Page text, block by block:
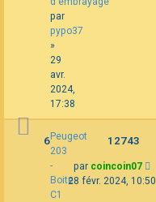
par
pypo37
»
29
avr.
2024,
17:38
Peugeot
203
-
Boite
C1
6 12743
par coincoin07
28 févr. 2024, 10:50